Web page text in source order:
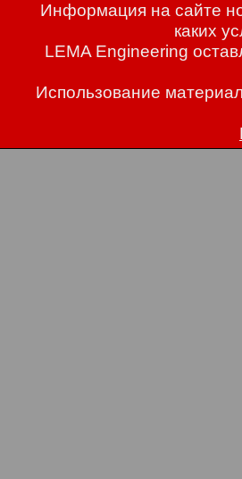
Информация на сайте
каких
LEMA Engineering
Использование